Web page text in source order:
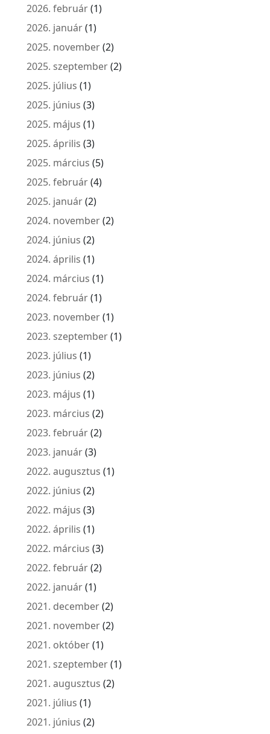
2026. február(1)
2026. január(1)
2025. november(2)
2025. szeptember(2)
2025. július (1)
2025. június (3)
2025. május (1)
2025. április (3)
2025. március (5)
2025. február(4)
2025. január(2)
2024. november(2)
2024. június (2)
2024. április (1)
2024. március (1)
2024. február(1)
2023. november(1)
2023. szeptember(1)
2023. július (1)
2023. június (2)
2023. május (1)
2023. március (2)
2023. február(2)
2023. január(3)
2022. augusztus (1)
2022. június (2)
2022. május (3)
2022. április (1)
2022. március (3)
2022. február(2)
2022. január(1)
2021. december(2)
2021. november(2)
2021. október(1)
2021. szeptember(1)
2021. augusztus (2)
2021. július (1)
2021. június (2)